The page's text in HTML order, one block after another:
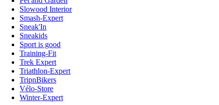
Slowood Interior
Smash-Expert
Sneak'In
Sneakids
Sport is good
Training-Fit
Trek Expert
Triathlon-Expert
TripnBikers
Vélo-Store
Winter-Expert